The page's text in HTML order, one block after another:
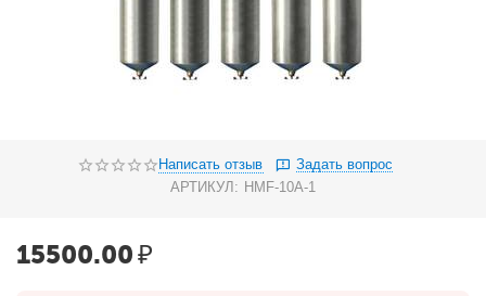
Написать отзыв
Задать вопрос
АРТИКУЛ: HMF-10A-1
15500.00₽